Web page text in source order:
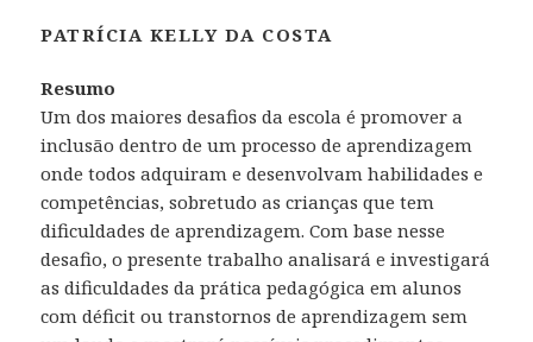
PATRÍCIA KELLY DA COSTA
Resumo
Um dos maiores desafios da escola é promover a
inclusão dentro de um processo de aprendizagem
onde todos adquiram e desenvolvam habilidades e
competências, sobretudo as crianças que tem
dificuldades de aprendizagem. Com base nesse
desafio, o presente trabalho analisará e investigará
as dificuldades da prática pedagógica em alunos
com déficit ou transtornos de aprendizagem sem